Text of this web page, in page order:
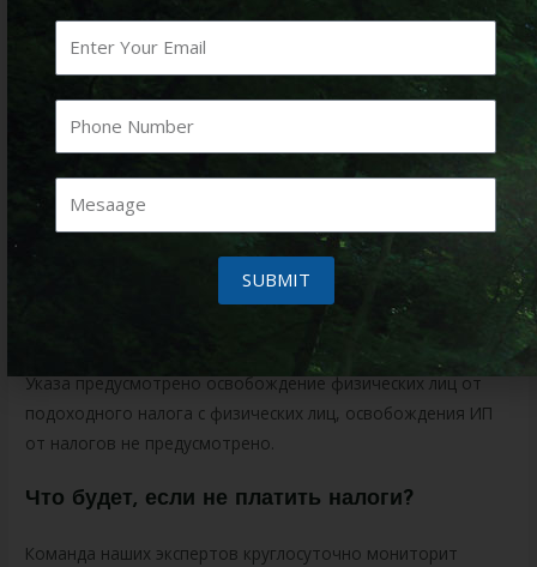
сравнение и отбор лучших брокеров, дилинговых центров
для торговли.
поэтому немного знаком с состоянием дел в данной
“отрасли”. Если у Вас есть какие-то вопросы, просьба
задавать их в данной ветке. Из вышеперечисленных
компаний ProForex – нельзя отнести к ДЦ, так как сама
компания не открывает счёт клиентам у себя и не
оказывает консультации по работе на форекс. Пунктом 20
Указа предусмотрено освобождение физических лиц от
подоходного налога с физических лиц, освобождения ИП
от налогов не предусмотрено.
Что будет, если не платить налоги?
Команда наших экспертов круглосуточно мониторит
SUBMIT